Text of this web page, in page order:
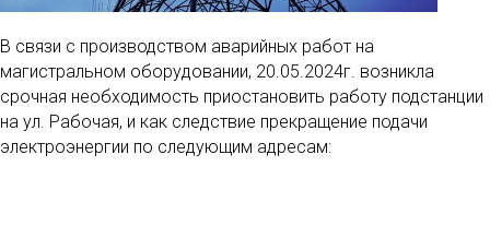
В связи с производством аварийных работ на
магистральном оборудовании, 20.05.2024г. возникла
срочная необходимость приостановить работу подстанции
на ул. Рабочая, и как следствие прекращение подачи
электроэнергии по следующим адресам: